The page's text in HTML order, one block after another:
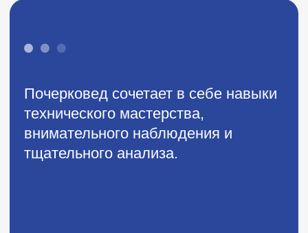
- одна из самых
востребованных до сих пор,
несмотря на всеобщую
цифровизацию